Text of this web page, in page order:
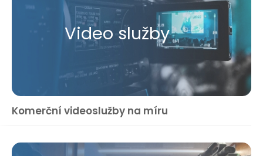
Video služby
Komerční videoslužby na míru